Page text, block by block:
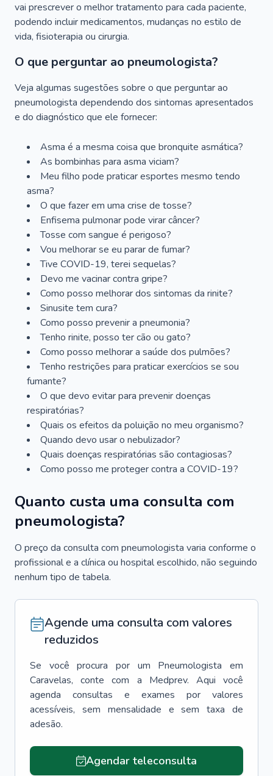
vai prescrever o melhor tratamento para cada paciente,
podendo incluir medicamentos, mudanças no estilo de
vida, fisioterapia ou cirurgia.
O que perguntar ao pneumologista?
Veja algumas sugestões sobre o que perguntar ao
pneumologista dependendo dos sintomas apresentados
e do diagnóstico que ele fornecer:
Asma é a mesma coisa que bronquite asmática?
As bombinhas para asma viciam?
Meu filho pode praticar esportes mesmo tendo
asma?
O que fazer em uma crise de tosse?
Enfisema pulmonar pode virar câncer?
Tosse com sangue é perigoso?
Vou melhorar se eu parar de fumar?
Tive COVID-19, terei sequelas?
Devo me vacinar contra gripe?
Como posso melhorar dos sintomas da rinite?
Sinusite tem cura?
Como posso prevenir a pneumonia?
Tenho rinite, posso ter cão ou gato?
Como posso melhorar a saúde dos pulmões?
Tenho restrições para praticar exercícios se sou
fumante?
O que devo evitar para prevenir doenças
respiratórias?
Quais os efeitos da poluição no meu organismo?
Quando devo usar o nebulizador?
Quais doenças respiratórias são contagiosas?
Como posso me proteger contra a COVID-19?
Quanto custa uma consulta com
pneumologista?
O preço da consulta com pneumologista varia conforme o
profissional e a clínica ou hospital escolhido, não seguindo
nenhum tipo de tabela.
Agende uma consulta com valores
reduzidos
Se você procura por um Pneumologista
em
Caravelas, conte com a Medprev. Aqui você
agenda consultas e exames por valores
acessíveis, sem mensalidade e sem taxa de
adesão.
Agendar teleconsulta